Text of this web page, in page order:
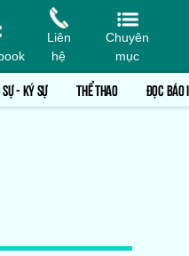
Liên
hệ
Chuyên
mục
SỰ - KÝ SỰ THỂ THAO ĐỌC BÁO